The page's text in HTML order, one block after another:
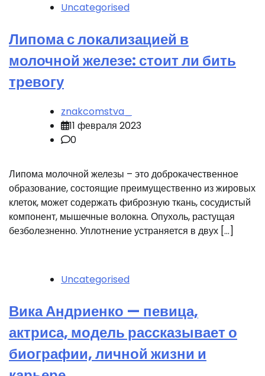
Uncategorised
Липома с локализацией в
молочной железе: стоит ли бить
тревогу
znakcomstva_
11 февраля 2023
0
Липома молочной железы – это доброкачественное
образование, состоящие преимущественно из жировых
клеток, может содержать фиброзную ткань, сосудистый
компонент, мышечные волокна. Опухоль, растущая
безболезненно. Уплотнение устраняется в двух […]
Uncategorised
Вика Андриенко — певица,
актриса, модель рассказывает о
биографии, личной жизни и